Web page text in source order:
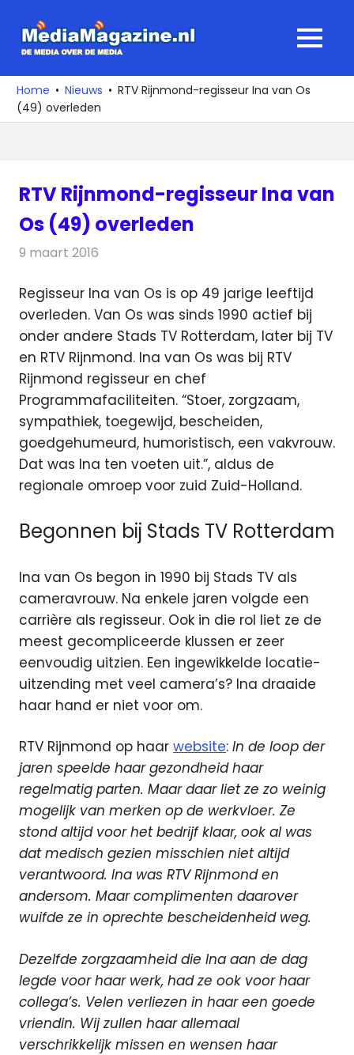
naar
media
over
de
MENU
Home Nieuws
RTV Rijnmond-regisseur Ina van Os
(49) overleden
RTV Rijnmond-regisseur Ina van
Os (49) overleden
9 maart 2016
Regisseur Ina van Os is op 49 jarige leeftijd
overleden. Van Os was sinds 1990 actief bij
onder andere Stads TV Rotterdam, later bij TV
en RTV Rijnmond. Ina van Os was bij RTV
Rijnmond regisseur en chef
Programmafaciliteiten. “Stoer, zorgzaam,
sympathiek, toegewijd, bescheiden,
goedgehumeurd, humoristisch, een vakvrouw.
Dat was Ina ten voeten uit.”, aldus de
regionale omroep voor zuid Zuid-Holland.
Begonnen bij Stads TV Rotterdam
Ina van Os begon in 1990 bij Stads TV als
cameravrouw. Na enkele jaren volgde een
carrière als regisseur. Ook in die rol liet ze de
meest gecompliceerde klussen er zeer
eenvoudig uitzien. Een ingewikkelde locatie-
uitzending met veel camera’s? Ina draaide
haar hand er niet voor om.
RTV Rijnmond op haar website: In de loop der
jaren speelde haar gezondheid haar
regelmatig parten. Maar daar liet ze zo weinig
mogelijk van merken op de werkvloer. Ze
stond altijd voor het bedrijf klaar, ook al was
dat medisch gezien misschien niet altijd
verantwoord. Ina was RTV Rijnmond en
andersom. Maar complimenten daarover
wuifde ze in oprechte bescheidenheid weg.
Dezelfde zorgzaamheid die Ina aan de dag
legde voor haar werk, had ze ook voor haar
collega’s. Velen verliezen in haar een goede
vriendin. Wij zullen haar allemaal
verschrikkelijk missen en wensen haar